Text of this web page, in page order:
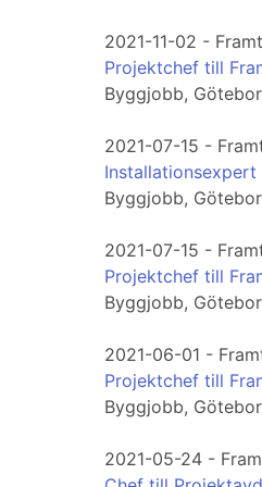
2021-11-02 -
Projektchef till
Byggjobb,
2021-07-15 -
Byggjobb,
2021-07-15 -
Projektchef till
Byggjobb,
2021-06-01 -
Projektchef till
Byggjobb,
2021-05-24 -